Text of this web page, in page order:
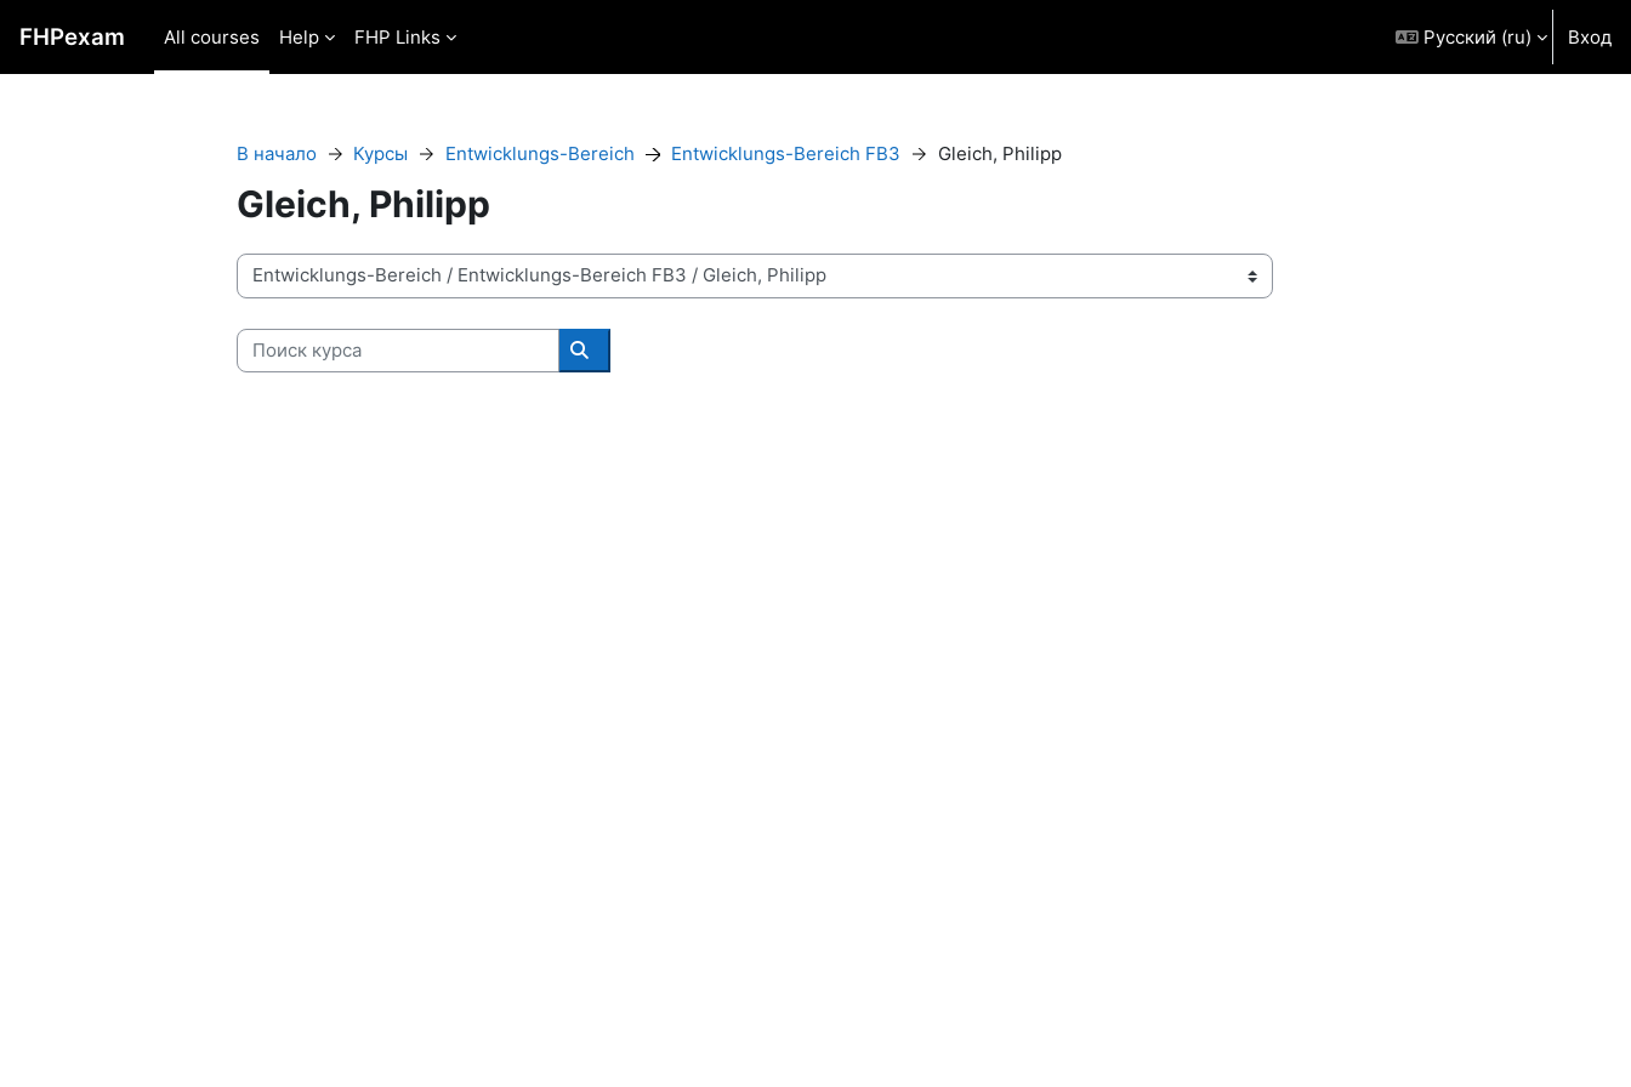
FHPexam All courses Help FHP Links Русский ‎(ru)‎ Вход
В начало Курсы Entwicklungs-Bereich Entwicklungs-Bereich FB3 Gleich, Philipp
Gleich, Philipp
Категории курсов
Поиск курса
Поиск курса